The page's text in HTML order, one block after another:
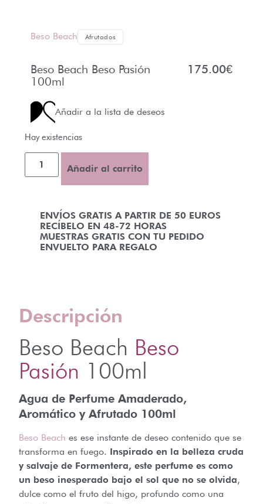
Beso Beach Afrutados
Beso Beach Beso Pasión
100ml
175.00€
Añadir a la lista de deseos
ENVÍOS GRATIS A PARTIR DE 50 EUROS
RECÍBELO EN 48-72 HORAS
MUESTRAS GRATIS CON TU PEDIDO
ENVUELTO PARA REGALO
Hay existencias
Añadir al carrito
Descripción
Beso Beach Beso
Pasión 100ml
Agua de Perfume Amaderado,
Aromático y Afrutado 100ml
Beso Beach es ese instante de deseo contenido que se
transforma en fuego. Inspirado en la belleza cruda
y salvaje de Formentera, este perfume es como
un beso inesperado bajo el sol que no se olvida,
dulce como el fruto del higo, profundo como una